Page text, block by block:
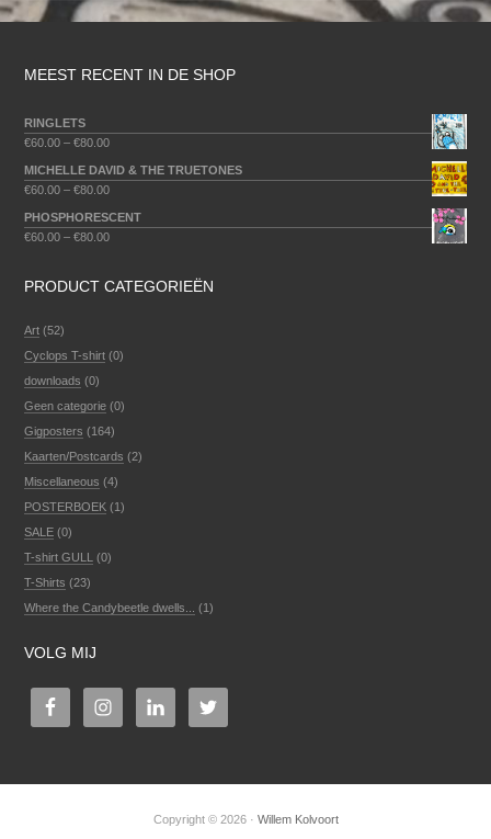
MEEST RECENT IN DE SHOP
RINGLETS
€60.00 –€80.00
MICHELLE DAVID & THE TRUETONES
€60.00 –€80.00
PHOSPHORESCENT
€60.00 –€80.00
PRODUCT CATEGORIEËN
Art (52)
Cyclops T-shirt (0)
downloads (0)
Geen categorie (0)
Gigposters (164)
Kaarten/Postcards (2)
Miscellaneous (4)
POSTERBOEK (1)
SALE (0)
T-shirt GULL
(0)
T-Shirts (23)
Where the Candybeetle dwells...
(1)
VOLG MIJ
Copyright © 2026 · Willem Kolvoort